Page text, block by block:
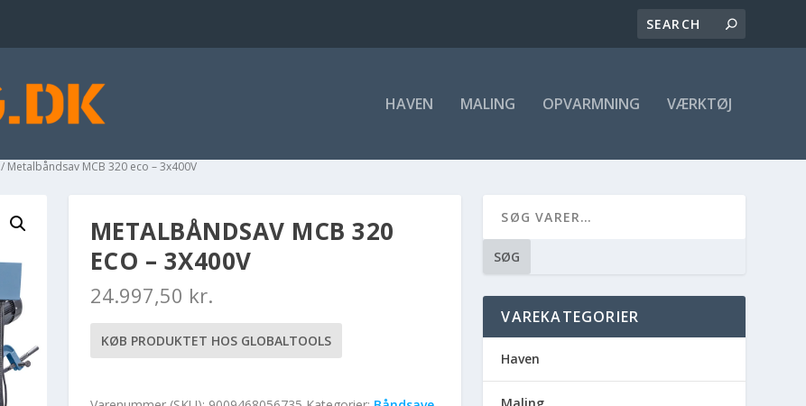
HAVEN MALING OPVARMNING VÆRKTØJ
/ Metalbåndsav MCB 320 eco – 3x400V
METALBÅNDSAV MCB 320
ECO – 3X400V
24.997,50 kr.
KØB PRODUKTET HOS GLOBALTOOLS
SØG
VAREKATEGORIER
Haven